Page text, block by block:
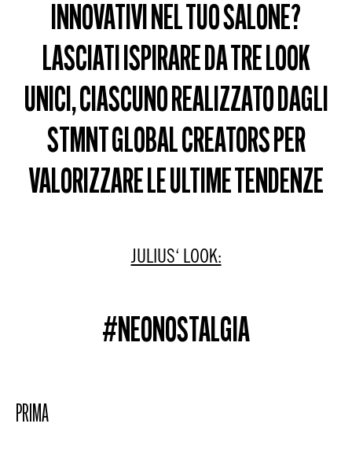
INNOVATIVI NEL TUO SALONE?
LASCIATI ISPIRARE DA TRE LOOK
UNICI, CIASCUNO REALIZZATO DAGLI
STMNT GLOBAL CREATORS PER
VALORIZZARE LE ULTIME TENDENZE
JULIUS‘ LOOK:
#NEONOSTALGIA
PRIMA